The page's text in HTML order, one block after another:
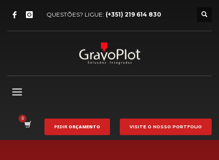
QUESTÕES? LIGUE: (+351) 219 614 830
PEDIR ORÇAMENTO VISITE O NOSSO PORTFOLIO